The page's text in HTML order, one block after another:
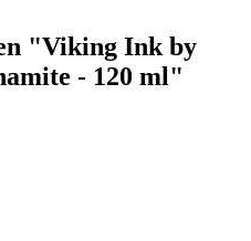
"Viking Ink by
- 120 ml"